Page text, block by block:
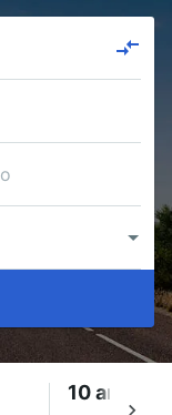
10 авг., пн